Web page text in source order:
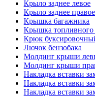
Крыло заднее левое
Крыло заднее правое
Крышка багажника
Крышка топливного
Крюк
Лючок бензобака
Молдинг крыши
Молдинг крыши
Накладка вставки
Накладка вставки
Накладка вставки